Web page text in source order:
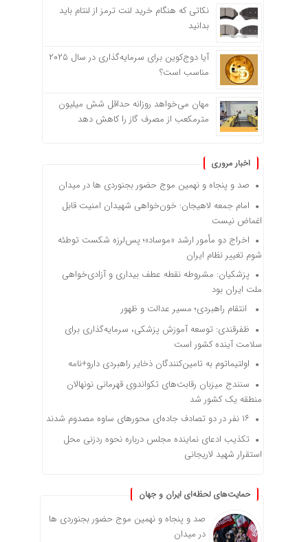
نکاتی که هنگام خرید لنت ترمز از لنتام باید
بدانید
آیا دوج‌کوین برای سرمایه‌گذاری در سال ۲۰۲۵
مناسب است؟
مهان می‌خواهد روزانه حداقل شش میلیون
مترمکعب از مصرف گاز را کاهش دهد
اخبار مروری
صد و پنجاه و نهمین موج حضور بجنوردی ها در میدان
امام جمعه لاهیجان: خون‌خواهی شهیدان امنیت قابل
اغماض نیست
اخراج دو مأمور ارشد «موساد»؛ پس‌لرزه شکست توطئه
شوم تغییر نظام ایران
پزشکیان: مشروطه نقطه عطف بیداری و آزادی‌خواهی
ملت ایران بود
انتقام راهبردی؛ مسیر عدالت و ظهور
ظفرقندی: توسعه آموزش پزشکی، سرمایه‌گذاری برای
سلامت آینده کشور است
اولتیماتوم به تامین‌کنندگان ذخایر راهبردی دارو+نامه
سنندج میزبان رقابت‌های تکواندوی قهرمانی نونهالان
منطقه یک کشور شد
۱۶ نفر در دو تصادف جاده‌ای محورهای ساوه مصدوم شدند
تکذیب ادعای نماینده مجلس درباره نحوه ردزنی محل
استقرار شهید لاریجانی
حمایت‌های لحظه‌ای ایران و جهان
صد و پنجاه و نهمین موج حضور بجنوردی ها
در میدان